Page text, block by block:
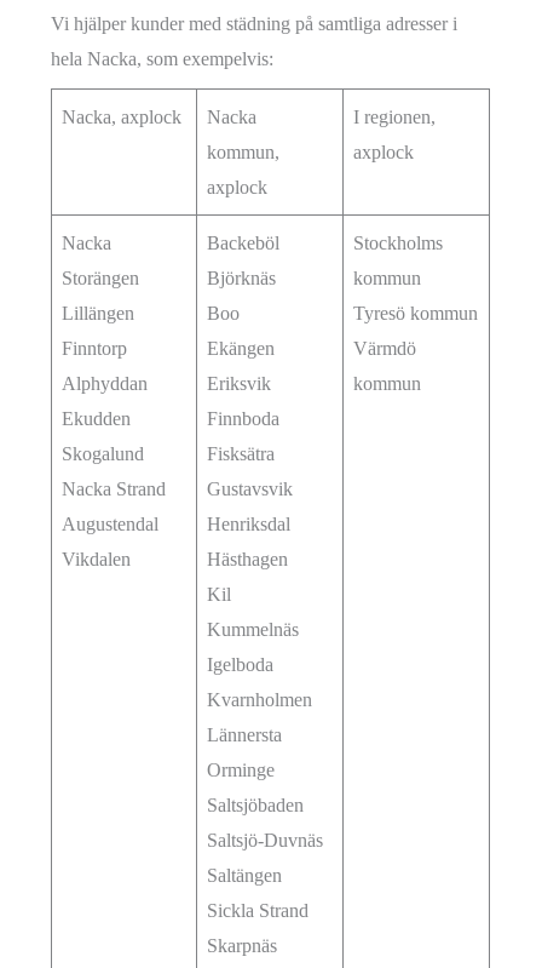
Vi hjälper kunder med städning på samtliga adresser i
hela Nacka, som exempelvis:
Nacka, axplock
Nacka
kommun,
axplock
I regionen,
axplock
Nacka
Storängen
Lillängen
Finntorp
Alphyddan
Ekudden
Skogalund
Nacka Strand
Augustendal
Vikdalen
Backeböl
Björknäs
Boo
Ekängen
Eriksvik
Finnboda
Fisksätra
Gustavsvik
Henriksdal
Hästhagen
Kil
Kummelnäs
Igelboda
Kvarnholmen
Lännersta
Orminge
Saltsjöbaden
Saltsjö-Duvnäs
Saltängen
Sickla Strand
Skarpnäs
Stockholms
kommun
Tyresö kommun
Värmdö
kommun